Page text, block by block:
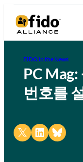
FIDO in the News
PC
번호를
Share on X Share on LinkedIn
Share on